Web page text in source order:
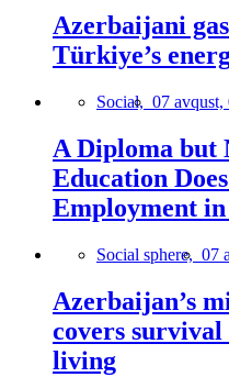
Azerbaijani
Türkiye’s
Social, 07 avqust,
A Diploma but
Education
Employment
Social sphere, 07
Azerbaijan’s
covers
living